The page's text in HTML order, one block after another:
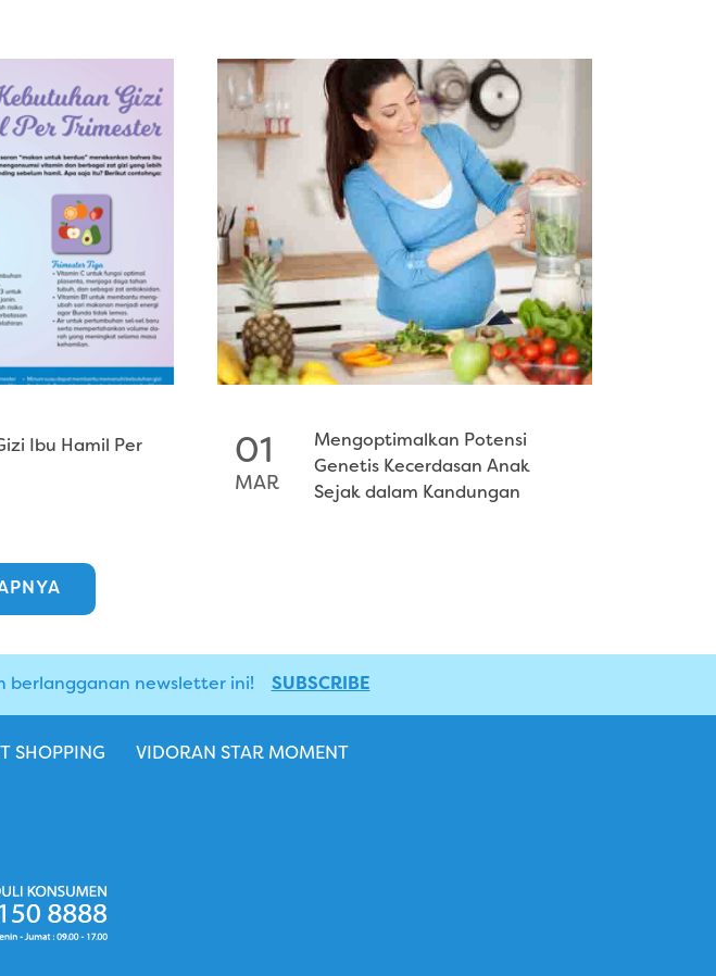
Ibu Hamil Per
01
MAR
Mengoptimalkan Potensi
Genetis Kecerdasan Anak
Sejak dalam Kandungan
berlangganan newsletter ini! SUBSCRIBE
SHOPPING VIDORAN STAR MOMENT